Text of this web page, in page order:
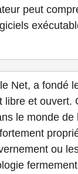
peut
Net, a fondé
et ouvert.
le monde de
ou